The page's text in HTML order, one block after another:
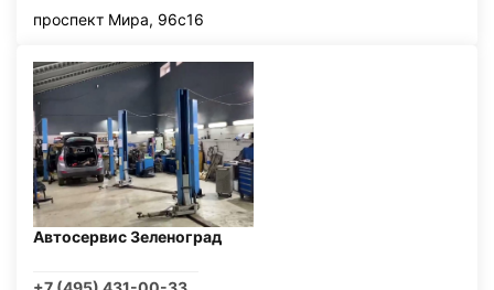
проспект Мира, 96с16
Автосервис Зеленоград